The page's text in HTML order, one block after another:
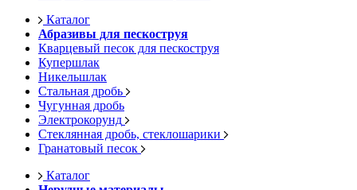
Каталог
Абразивы для пескоструя
Кварцевый песок для пескоструя
Купершлак
Никельшлак
Стальная дробь
Чугунная дробь
Электрокорунд
Стеклянная дробь, стеклошарики
Гранатовый песок
Каталог